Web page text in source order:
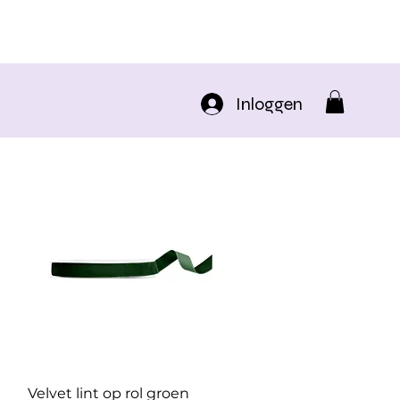
Inloggen
Snel overzicht
Velvet lint op rol groen